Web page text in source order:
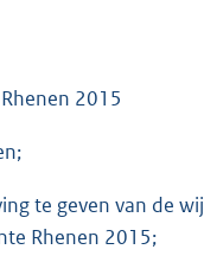
2015
te geven van de
Rhenen 2015;